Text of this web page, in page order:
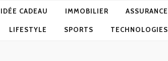
IDÉE CADEAU IMMOBILIER ASSURANCE
LIFESTYLE SPORTS TECHNOLOGIES